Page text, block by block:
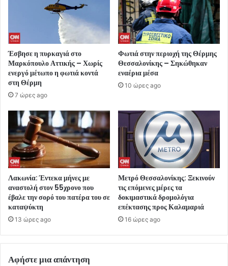
Έσβησε η πυρκαγιά στο
Μαρκόπουλο Αττικής – Χωρίς
ενεργό μέτωπο η φωτιά κοντά
στη Θέρμη
7 ώρες ago
Φωτιά στην περιοχή της Θέρμης
Θεσσαλονίκης – Σηκώθηκαν
εναέρια μέσα
10 ώρες ago
Λακωνία: Έντεκα μήνες με
αναστολή στον 55χρονο που
έβαλε την σορό του πατέρα του σε
καταψύκτη
13 ώρες ago
Μετρό Θεσσαλονίκης: Ξεκινούν
τις επόμενες μέρες τα
δοκιμαστικά δρομολόγια
επέκτασης προς Καλαμαριά
16 ώρες ago
Αφήστε μια απάντηση